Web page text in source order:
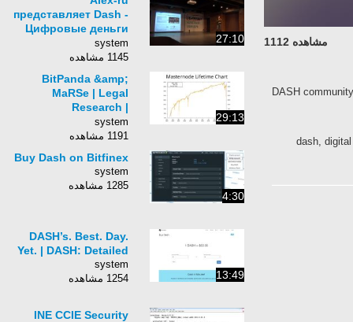
مشاهده 1112
DASH
dash,
27:10
представляет Dash -
Цифровые деньги
для массового
применения.
system
1145 مشاهده
29:13
BitPanda &amp;
MaRSe | Legal
Research |
Masternode Badges –
DASH: Detailed
system
1191 مشاهده
4:30
Buy Dash on Bitfinex
system
1285 مشاهده
13:49
DASH’s. Best. Day.
Yet. | DASH: Detailed
system
1254 مشاهده
INE CCIE Security